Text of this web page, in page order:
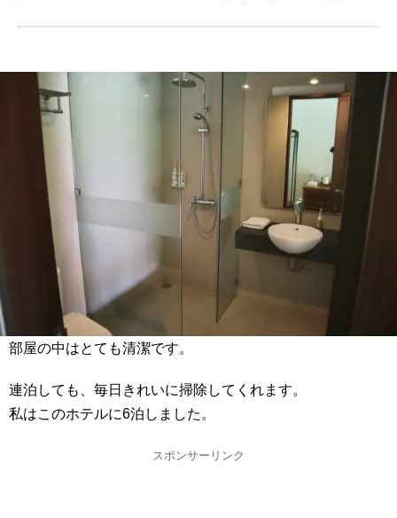
部屋の中はとても清潔です。
連泊しても、毎日きれいに掃除してくれます。
私はこのホテルに6泊しました。
スポンサーリンク